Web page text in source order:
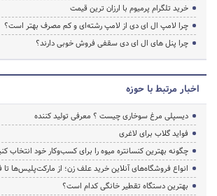
خرید تلگرام پرمیوم با ارزان ترین قیمت
چرا لامپ ال ای دی از لامپ رشته‌ای و کم مصرف بهتر است؟
چرا پنل های ال ای دی سقفی فروش خوبی دارند؟
اخبار مرتبط با حوزه
دیسپلی مرغ سوخاری چیست ؟ معرفی تولید کننده
فواید گلاب برای لاغری
چگونه بهترین کنسانتره میوه را برای کسب‌وکار خود انتخاب
انواع فروشگاه‌های آنلاین خرید علف زن؛ از مارکت‌پلیس‌ها
بهترین دستگاه تقطیر خانگی کدام است؟